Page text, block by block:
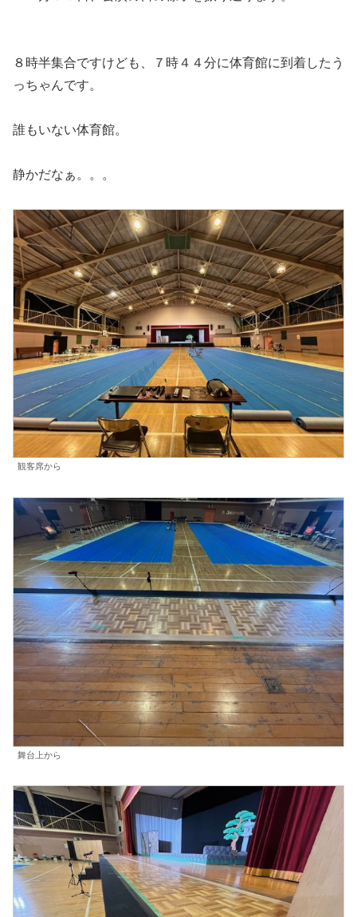
８時半集合ですけども、７時４４分に体育館に到着したう
っちゃんです。
誰もいない体育館。
静かだなぁ。。。
観客席から
舞台上から